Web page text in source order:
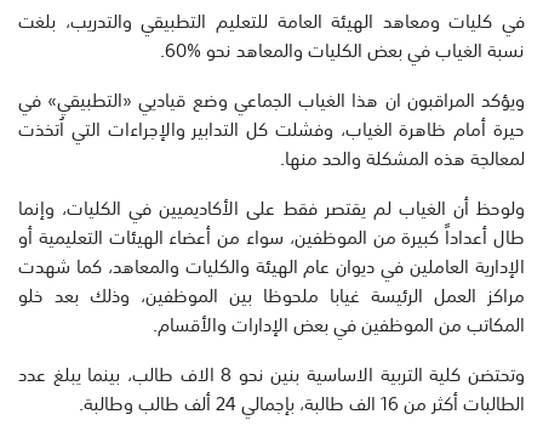
في كليات ومعاهد الهيئة العامة للتعليم التطبيقي والتدريب، بلغت
نسبة الغياب في بعض الكليات والمعاهد نحو %60.
ويؤكد المراقبون ان هذا الغياب الجماعي وضع قياديي «التطبيقي» في
حيرة أمام ظاهرة الغياب، وفشلت كل التدابير والإجراءات التي اُتخذت
لمعالجة هذه المشكلة والحد منها.
ولوحظ أن الغياب لم يقتصر فقط على الأكاديميين في الكليات، وإنما
طال أعداداً كبيرة من الموظفين، سواء من أعضاء الهيئات التعليمية أو
الإدارية العاملين في ديوان عام الهيئة والكليات والمعاهد، كما شهدت
مراكز العمل الرئيسة غيابا ملحوظا بين الموظفين، وذلك بعد خلو
المكاتب من الموظفين في بعض الإدارات والأقسام.
وتحتضن كلية التربية الاساسية بنين نحو 8 الاف طالب، بينما يبلغ عدد
الطالبات أكثر من 16 الف طالبة، بإجمالي 24 ألف طالب وطالبة.